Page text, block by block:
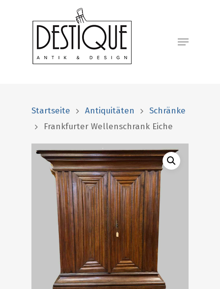
Startseite Antiquitäten
Schränke
Frankfurter Wellenschrank Eiche